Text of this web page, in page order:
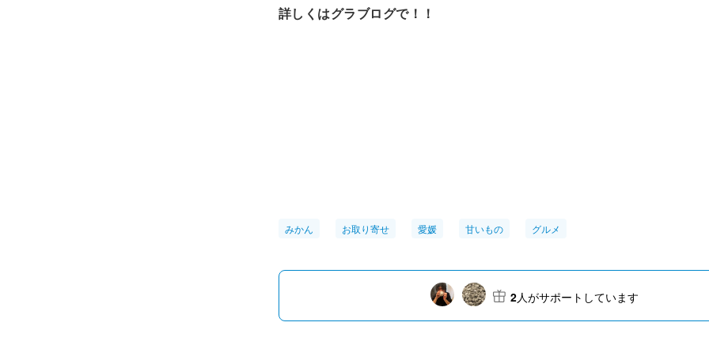
詳しくはグラブログで！！
みかん お取り寄せ 愛媛 甘いもの グルメ
2人がサポートしています